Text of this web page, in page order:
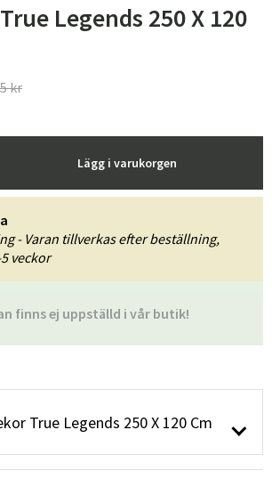
Legends 250 X 120
kr
Lägg i varukorgen
finns ej uppställd i vår butik!
- Varan tillverkas efter beställning,
veckor
True Legends 250 X 120 Cm